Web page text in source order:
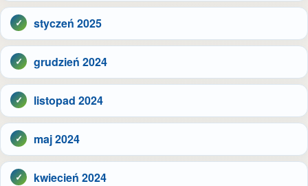
styczeń 2025
grudzień 2024
listopad 2024
maj 2024
kwiecień 2024